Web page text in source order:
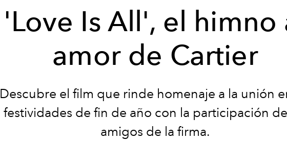
'Love Is All', el himno
amor de Cartier
Descubre el film que rinde homenaje a la unión
festividades de fin de año con la participación
amigos de la firma.